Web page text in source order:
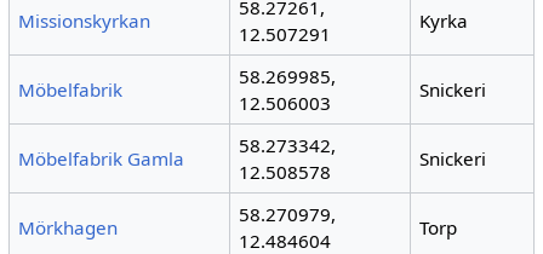
Missionskyrkan
58.27261,
12.507291
Kyrka
Möbelfabrik
58.269985,
12.506003
Snickeri
Möbelfabrik Gamla
58.273342,
12.508578
Snickeri
Mörkhagen
58.270979,
12.484604
Torp